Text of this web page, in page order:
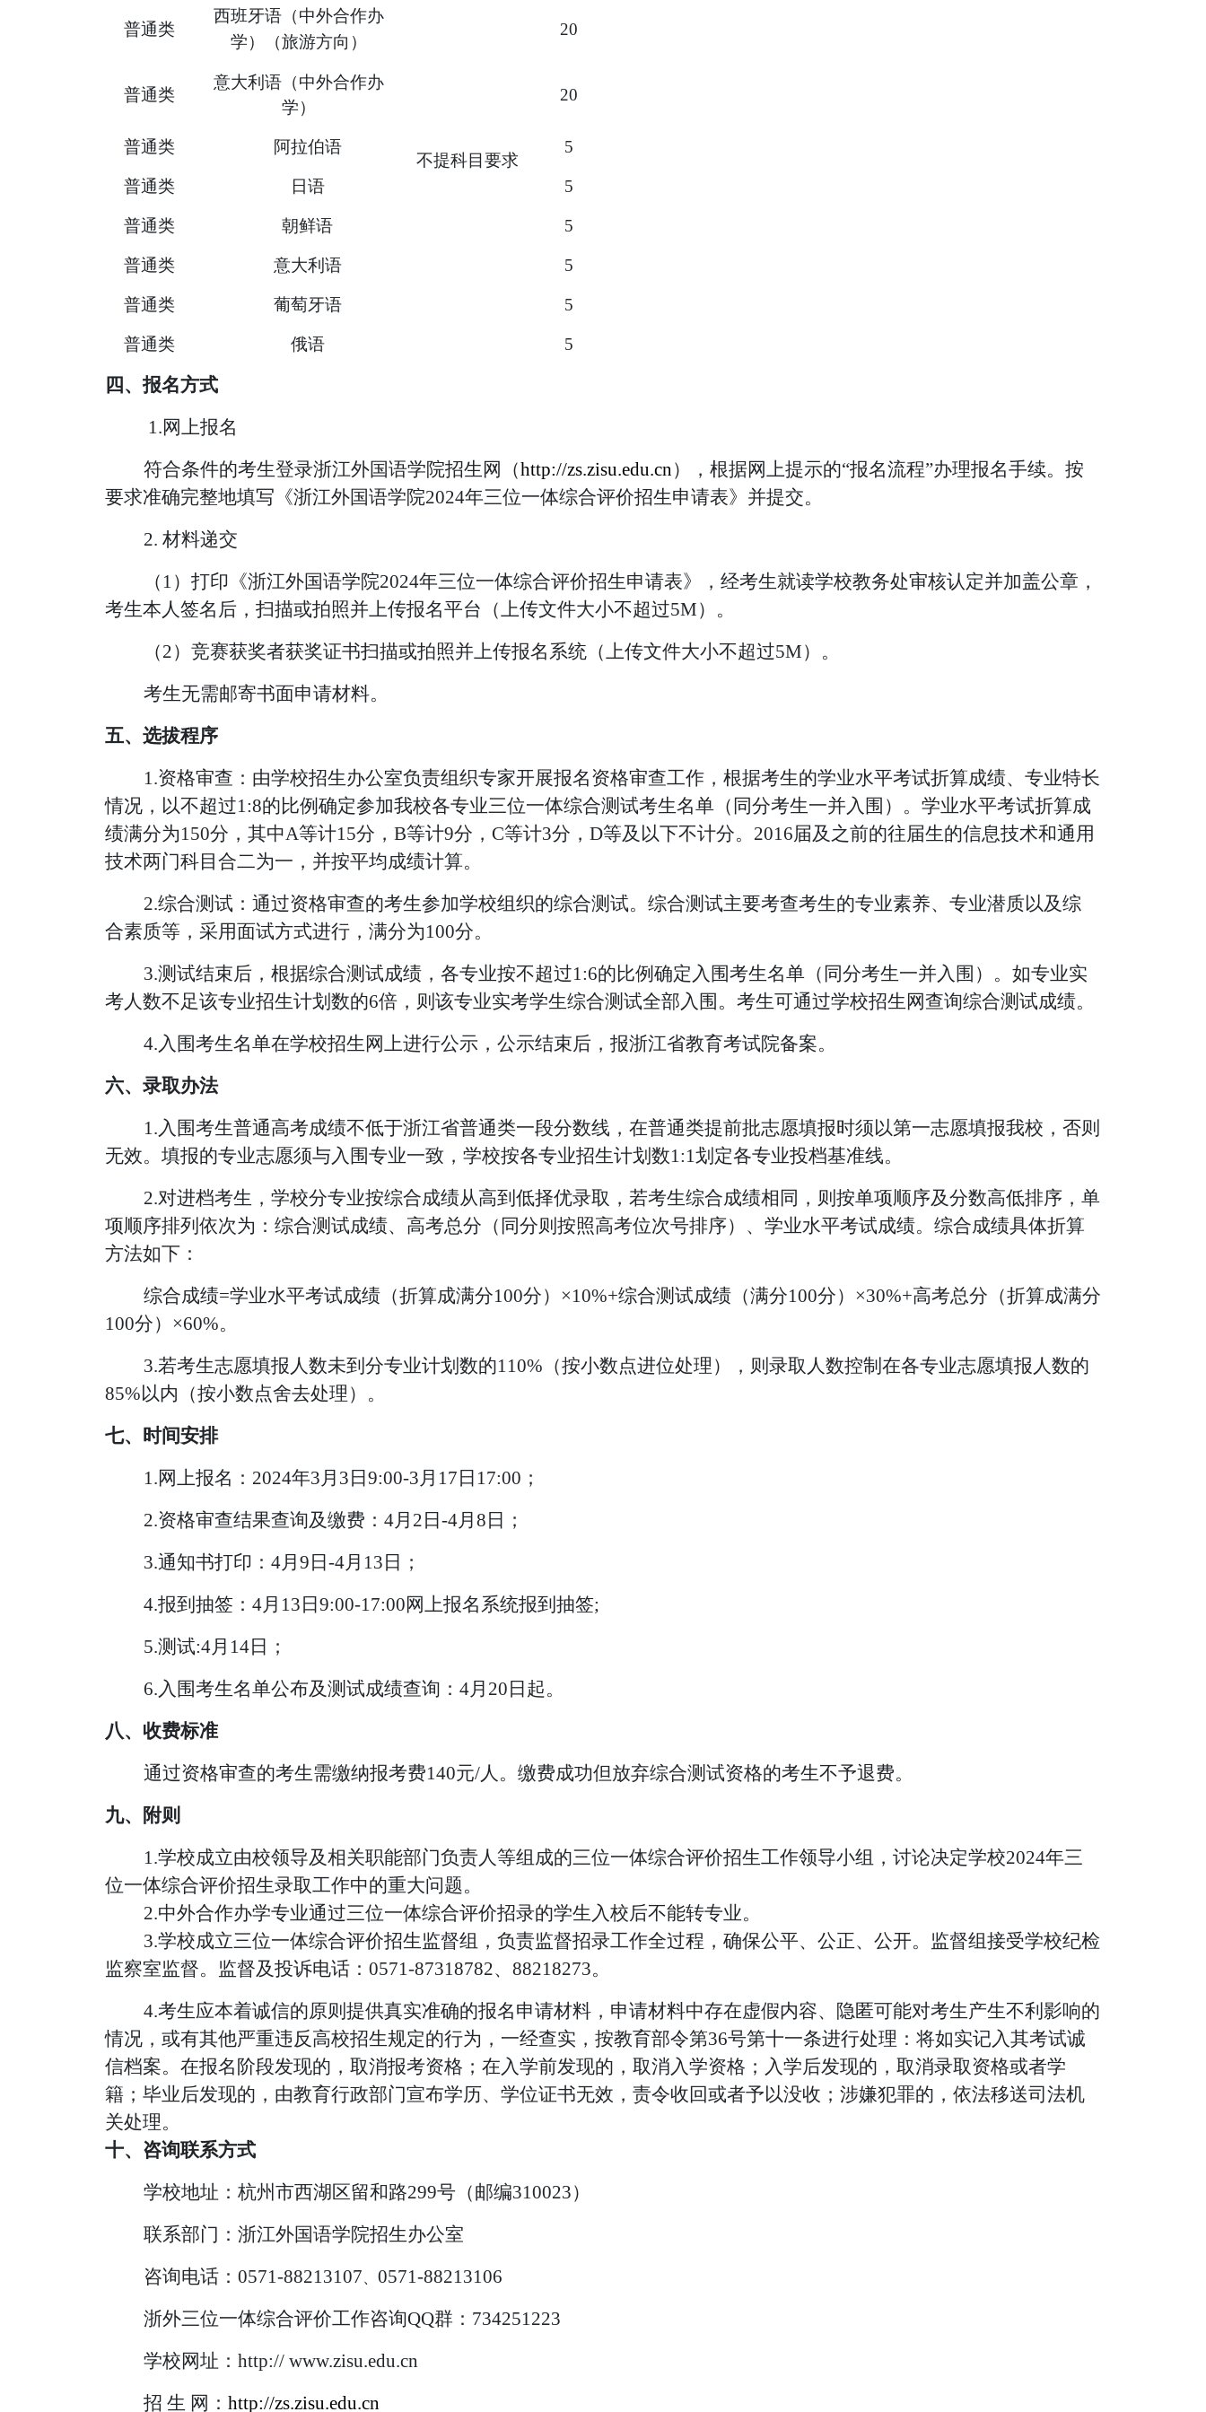
不提科目要求
普通类
西班牙语（中外合作办
学）（旅游方向）
20
普通类
意大利语（中外合作办
学）
20
普通类 阿拉伯语 5
普通类 日语 5
普通类 朝鲜语 5
普通类 意大利语 5
普通类 葡萄牙语 5
普通类 俄语 5
四、报名方式
1.网上报名
符合条件的考生登录浙江外国语学院招生网（http://zs.zisu.edu.cn），根据网上提示的“报名流程”办理报名手续。 按
要求准确完整地填写《浙江外国语学院2024年三位一体综合评价招生申请表》并提交。
2. 材料递交
（ 1）打印《浙江外国语学院2024年三位一体综合评价招生申请表》，经考生就读学校教务处审核认定并加盖公章，
考生本人签名后，扫描或拍照并上传报名平台（上传文件大小不超过5M）。
（2）竞赛获奖者获奖证书扫描或拍照并上传报名系统（上传文件大小不超过5M）。
考生无需邮寄书面申请材料。
五、选拔程序
1.资格审查：由学校招生办公室负责组织专家开展报名资格审查工作，根据考生的学业水平考试折算成绩、专业特长
情况，以不超过1:8的比例确定参加我校各专业三位一体综合测试考生名单（同分考生一并入围）。学业水平考试折算成
绩满分为150分，其中A等计15分，B等计9分，C等计3分，D等及以下不计分。 2016届及之前的往届生的信息技术和通用
技术两门科目合二为一，并按平均成绩计算。
2.综合测试：通过资格审查的考生参加学校组织的综合测试。 综合测试主要考查考生的专业素养、专业潜质以及综
合素质等， 采用面试方式进行，满分为100分。
3.测试结束后，根据综合测试成绩，各专业按不超过1:6的比例确定入围考生名单（同分考生一并入围）。如专业实
考人数不足该专业招生计划数的6倍，则该专业实考学生综合测试全部入围。 考生可通过学校招生网查询综合测试成绩。
4.入围考生名单在学校招生网上进行公示，公示结束后，报浙江省教育考试院备案。
六、录取办法
1.入围考生普通高考成绩不低于浙江省普通类一段分数线，在普通类提前批志愿填报时须以第一志愿填报我校， 否则
无效。 填报的专业志愿须与入围专业一致，学校按各专业招生计划数1:1划定各专业投档基准线。
2.对进档考生， 学校分专业按综合成绩从高到低择优录取，若考生综合成绩相同，则按单项顺序及分数高低排序，单
项顺序排列依次为：综合测试成绩、高考总分（同分则按照高考位次号排序）、学业水平考试成绩。综合成绩具体折算
方法如下：
综合成绩=学业水平考试成绩（折算成满分100分）×10%+综合测试成绩（满分100分）×30%+高考总分（折算成满分
100分）×60%。
3.若考生志愿填报人数未到分专业计划数的110%（按小数点进位处理），则录取人数控制在各专业志愿填报人数的
85%以内（按小数点舍去处理） 。
七、 时间安排
1.网上报名：2024年3月 3 日 9:00-3月17日17:00；
2.资格审查结果查询及缴费：4月2日-4月8日；
3.通知书打印：4月9日-4月13日；
4.报到抽签：4月13日9:00-17:00网上报名系统报到抽签;
5.测试:4月 14日；
6.入围考生名单公布及测试成绩查询：4月20日起。
八、收费标准
通过资格审查的考生需缴纳报考费140元/人。缴费成功但放弃综合测试资格的考生不予退费。
九、附则
1.学校成立由校领导及相关职能部门负责人等组成的三位一体综合评价招生工作领导小组，讨论决定学校2024年三
位一体综合评价招生录取工作中的重大问题。
2.中外合作办学专业通过三位一体综合评价招录的学生入校后不能转专业。
3.学校成立三位一体综合评价招生监督组，负责监督招录工作全过程，确保公平、公正、公开。监督组接受学校纪检
监察室监督。监督及投诉电话： 0571-87318782、 88218273。
4.考生应本着诚信的原则提供真实准确的报名申请材料，申请材料中存在虚假内容、隐匿可能对考生产生不利影响的
情况，或有其他严重违反高校招生规定的行为，一经查实， 按教育部令第36号第十一条进行处理：将如实记入其考试诚
信档案。在报名阶段发现的，取消报考资格；在入学前发现的，取消入学资格；入学后发现的，取消录取资格或者学
籍；毕业后发现的，由教育行政部门宣布学历、学位证书无效，责令收回或者予以没收；涉嫌犯罪的，依法移送司法机
关处理。
十、咨询联系方式
学校地址：杭州市西湖区留和路299号（邮编310023）
联系部门：浙江外国语学院招生办公室
咨询电话： 0571-88213107、 0571-88213106
浙外三位一体综合评价工作咨询QQ群 ： 734251223
学校网址： http:// www.zisu.edu.cn
招 生 网： http://zs.zisu.edu.cn